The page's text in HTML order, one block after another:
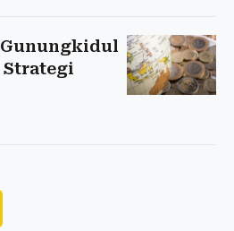
Gunungkidul
Strategi